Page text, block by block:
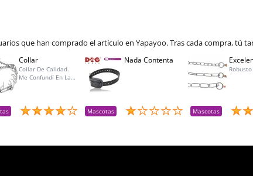
que han comprado el artículo en Yapayoo. Tras cada compra, tú
Collar
Collar De Calidad.
Me Confundí En La
Devolución Y Lo
Reemplacé Por La
Nada Contenta
Mascotas Mascotas